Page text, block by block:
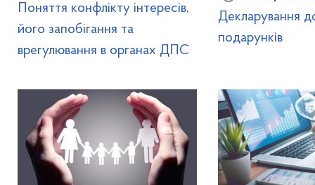
Поняття конфлікту інтересів,
його запобігання та
врегулювання в органах ДПС
Декларування
подарунків